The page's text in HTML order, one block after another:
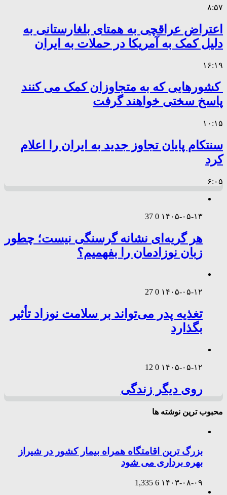
۸:۵۷
اعتراض عراقچی به همتای بلغارستانی به
دلیل کمک به آمریکا در حملات به ایران
۱۶:۱۹
کشورهایی که به متجاوزان کمک می کنند
پاسخ سختی خواهند گرفت
۱۰:۱۵
سنتکام پایان تجاوز جدید به ایران را اعلام
کرد
۶:۰۵
۱۴۰۵-۰۵-۱۳ 0
37
هر گریه‌ای نشانه گرسنگی نیست؛ چطور
زبان نوزادمان را بفهمیم؟
۱۴۰۵-۰۵-۱۲ 0
27
تغذیه پدر می‌تواند بر سلامت نوزاد تأثیر
بگذارد
۱۴۰۵-۰۵-۱۲ 0
12
روی دیگر زندگی
محبوب ترین نوشته ها
بزرگ ترین اقامتگاه همراه بیمار کشور در شیراز
بهره برداری می شود
۱۴۰۳-۰۸-۰۹ 6
1,335